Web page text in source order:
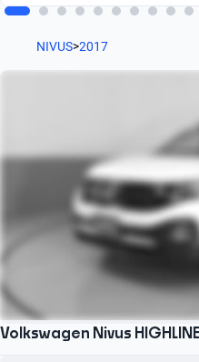
NIVUS>2017
Volkswagen Nivus